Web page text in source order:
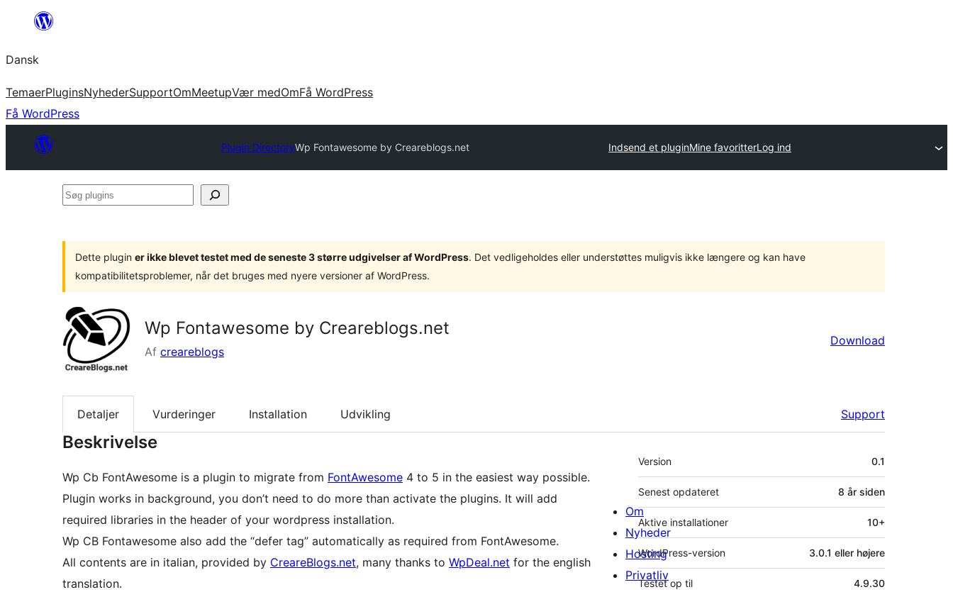
Spring
indhold
Dansk
TemaerPluginsNyhederSupportOmMeetupVær medOmFå WordPress
Få WordPress
Plugin DirectoryWp Fontawesome by Creareblogs.net Indsend et pluginMine favoritterLog ind
Søg
Dette plugin er ikke blevet testet med de seneste 3 større udgivelser af WordPress. Det vedligeholdes eller understøttes muligvis ikke længere og kan have
kompatibilitetsproblemer, når det bruges med nyere versioner af WordPress.
Wp Fontawesome by Creareblogs.net
Af creareblogs
Download
Detaljer Vurderinger Installation Udvikling Support
Beskrivelse
Wp Cb FontAwesome is a plugin to migrate from FontAwesome 4 to 5 in the easiest way possible.
Plugin works in background, you don’t need to do more than activate the plugins. It will add
required libraries in the header of your wordpress installation.
Wp CB Fontawesome also add the “defer tag” automatically as required from FontAwesome.
All contents are in italian, provided by CreareBlogs.net, many thanks to WpDeal.net for the english
translation.
Meta
Version 0.1
Senest opdateret 8 år siden
Aktive installationer 10+
WordPress-version 3.0.1 eller højere
Testet op til 4.9.30
Om
Nyheder
Hosting
Privatliv